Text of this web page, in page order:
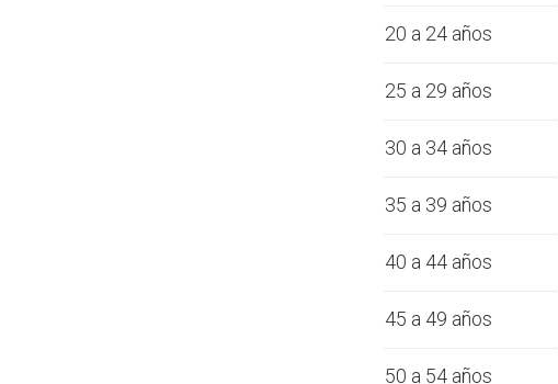
20 a 24 años
25 a 29 años
30 a 34 años
35 a 39 años
40 a 44 años
45 a 49 años
50 a 54 años